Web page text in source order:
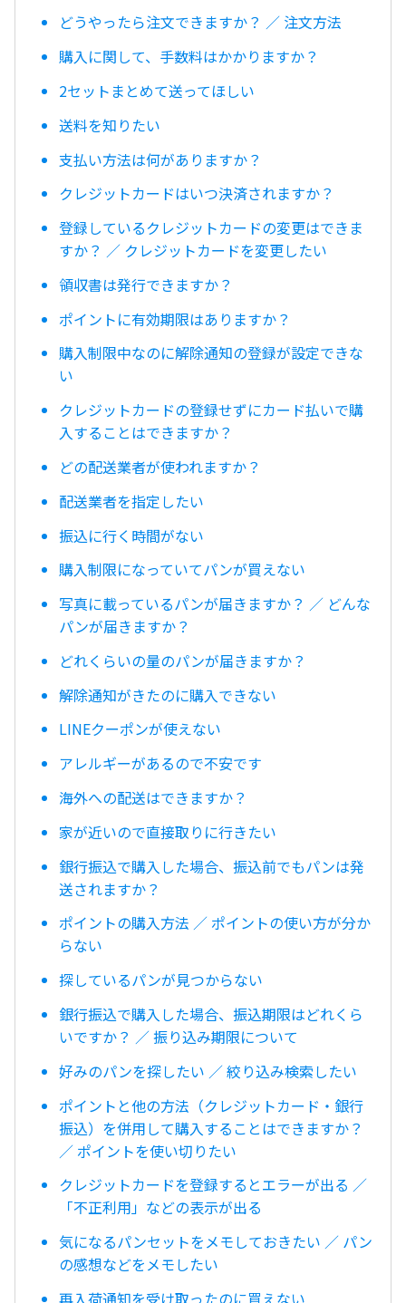
どうやったら注文できますか？ ／ 注文方法
購入に関して、手数料はかかりますか？
2セットまとめて送ってほしい
送料を知りたい
支払い方法は何がありますか？
クレジットカードはいつ決済されますか？
登録しているクレジットカードの変更はできま
すか？ ／ クレジットカードを変更したい
領収書は発行できますか？
ポイントに有効期限はありますか？
購入制限中なのに解除通知の登録が設定できな
い
クレジットカードの登録せずにカード払いで購
入することはできますか？
どの配送業者が使われますか？
配送業者を指定したい
振込に行く時間がない
購入制限になっていてパンが買えない
写真に載っているパンが届きますか？ ／ どんな
パンが届きますか？
どれくらいの量のパンが届きますか？
解除通知がきたのに購入できない
LINEクーポンが使えない
アレルギーがあるので不安です
海外への配送はできますか？
家が近いので直接取りに行きたい
銀行振込で購入した場合、振込前でもパンは発
送されますか？
ポイントの購入方法 ／ ポイントの使い方が分か
らない
探しているパンが見つからない
銀行振込で購入した場合、振込期限はどれくら
いですか？ ／ 振り込み期限について
好みのパンを探したい ／ 絞り込み検索したい
ポイントと他の方法（クレジットカード・銀行
振込）を併用して購入することはできますか？
／ ポイントを使い切りたい
クレジットカードを登録するとエラーが出る ／
「不正利用」などの表示が出る
気になるパンセットをメモしておきたい ／ パン
の感想などをメモしたい
再入荷通知を受け取ったのに買えない